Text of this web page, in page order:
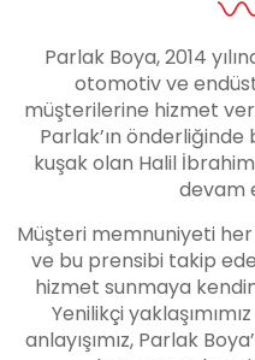
Parlak Boya, 2014
otomotiv ve
müşterilerine hizmet
Parlak’ın
kuşak olan Halil
devam
Müşteri memnuniyeti
ve bu prensibi takip
hizmet sunmaya
Yenilikçi
anlayışımız, Parlak